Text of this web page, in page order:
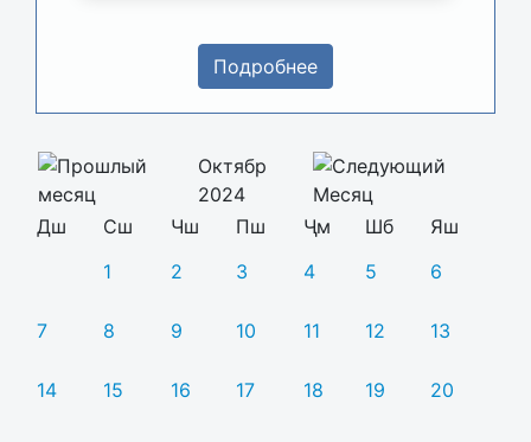
Подробнее
Октябр
2024
Дш
Сш Чш Пш Ҷм Шб
Яш
1
2 3 4 5 6
7 8 9 10 11 12 13
14 15 16 17 18 19 20